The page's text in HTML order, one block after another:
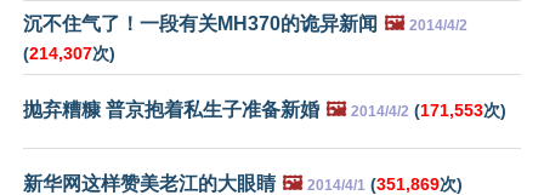
沉不住气了！一段有关MH370的诡异新闻 🖼️ 2014/4/2
(214,307次)
抛弃糟糠 普京抱着私生子准备新婚 🖼️ 2014/4/2 (171,553次)
新华网这样赞美老江的大眼睛 🖼️ 2014/4/1 (351,869次)